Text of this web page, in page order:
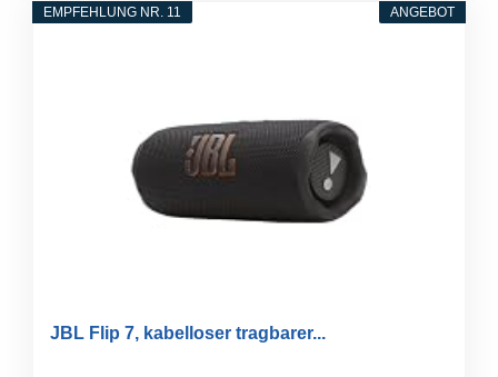
ANGEBOT
EMPFEHLUNG NR. 11
JBL Flip 7, kabelloser tragbarer...